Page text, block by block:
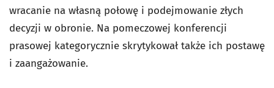
wracanie na własną połowę i podejmowanie złych
decyzji w obronie. Na pomeczowej konferencji
prasowej kategorycznie skrytykował także ich postawę
i zaangażowanie.